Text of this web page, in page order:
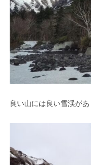
良い山には良い雪渓があ